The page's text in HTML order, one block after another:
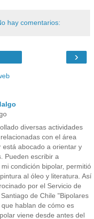
hay comentarios:
›
diversas actividades
con el área
abocado a orientar y
Pueden escribir a
condición bipolar, permitió
al óleo y literatura. Así
por el Servicio de
de Chile "Bipolares
hablan de cómo es
viene desde antes del